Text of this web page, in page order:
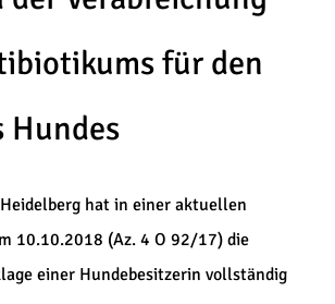
für den
Hundes
hat in einer aktuellen
10.10.2018 (Az. 4 O 92/17) die
einer Hundebesitzerin vollständig